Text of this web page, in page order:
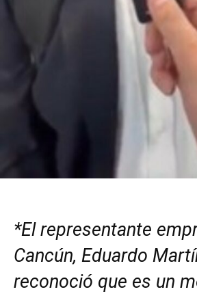
*El representante
Cancún, Eduardo
reconoció que es un